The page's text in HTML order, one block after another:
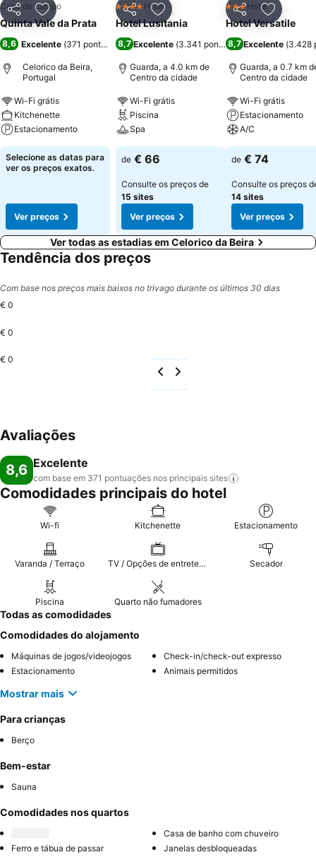
PartilharAdicionar aos favoritos
Casa de campo
Quinta Vale da Prata
8,6 Excelente (371 pontuações)
Celorico da Beira,
Portugal
Wi-Fi grátis
Kitchenette
Estacionamento
Selecione as datas para
ver os preços exatos.
Ver preços
PartilharAdicionar aos favoritos
4 EstrelasHotel
Hotel Lusitania
8,7 Excelente (3.341 pontuações)
Guarda, a 4.0 km de
Centro da cidade
Wi-Fi grátis
Piscina
Spa
de € 66
Consulte os preços de
15 sites
Ver preços
Partilhar
3 Estrelas
Hotel
Hotel Versatile
8,7 Excelente (3.428
Guarda, a 0.7 km
Centro da cidade
Wi-Fi grátis
Estacionamento
A/C
de € 74
Consulte os preços
14 sites
Ver preços
Ver todas as estadias em Celorico da Beira
Tendência dos preços
Com base nos preços mais baixos no trivago durante os últimos 30 dias
€ 0
€ 0
€ 0
Avaliações
8,6 Excelente
com base em 371 pontuações nos principais sites
Comodidades principais do hotel
Wi-fi Kitchenette Estacionamento
Varanda / Terraço TV / Opções de entretenimento Secador
Piscina Quarto não fumadores
Todas as comodidades
Comodidades do alojamento
Máquinas de jogos/videojogos
Check-in/check-out expresso
Estacionamento
Animais permitidos
Mostrar mais
Para crianças
Berço
Bem-estar
Sauna
Comodidades nos quartos
Casa de banho com chuveiro
Ferro e tábua de passar
Janelas desbloqueadas